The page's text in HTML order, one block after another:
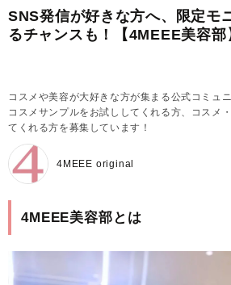
SNS発信が好きな方へ、限定モ
るチャンスも！【4MEEE美容部
コスメや美容が大好きな方が集まる公式コミュ
コスメサンプルをお試ししてくれる方、コスメ
てくれる方を募集しています！
4MEEE original
4MEEE美容部とは